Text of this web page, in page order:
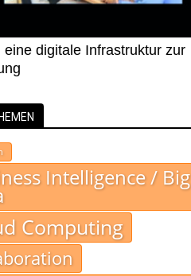
eine digitale Infrastruktur zur
Intelligence / Big
Computing